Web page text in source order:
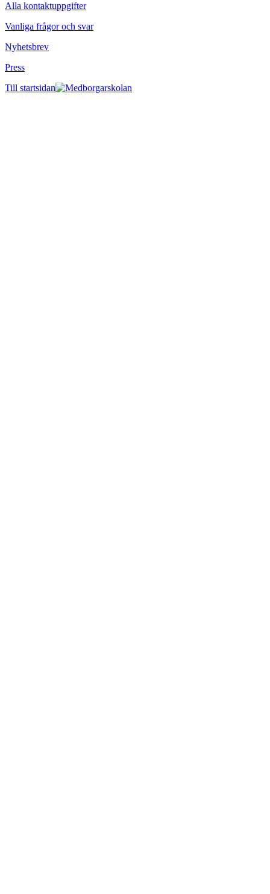
Alla kontaktuppgifter
Vanliga frågor och svar
Nyhetsbrev
Press
Till startsidan